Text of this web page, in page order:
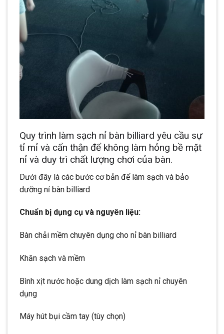
Quy trình làm sạch nỉ bàn billiard yêu cầu sự
tỉ mỉ và cẩn thận để không làm hỏng bề mặt
nỉ và duy trì chất lượng chơi của bàn.
Dưới đây là các bước cơ bản để làm sạch và bảo
dưỡng nỉ bàn billiard
Chuẩn bị dụng cụ và nguyên liệu:
Bàn chải mềm chuyên dụng cho nỉ bàn billiard
Khăn sạch và mềm
Bình xịt nước hoặc dung dịch làm sạch nỉ chuyên
dụng
Máy hút bụi cầm tay (tùy chọn)